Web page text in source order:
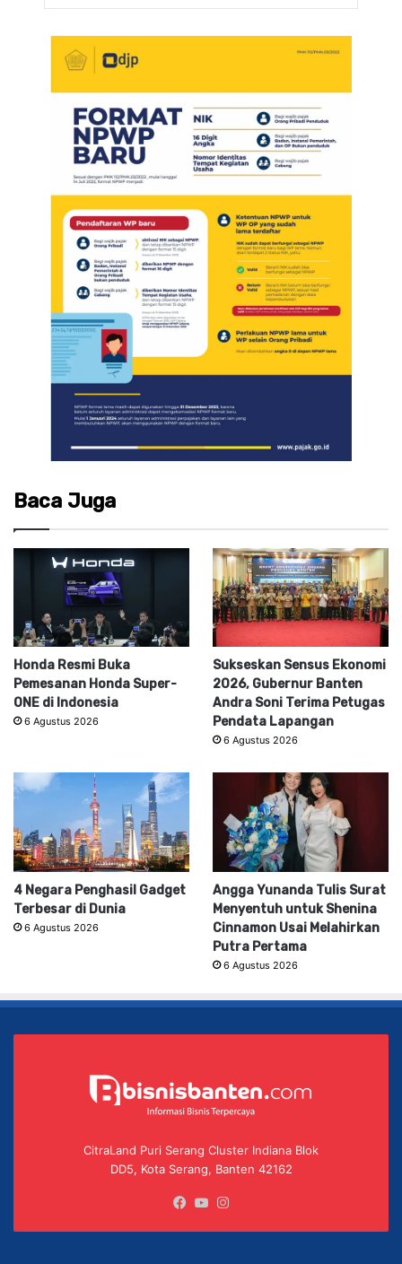
Baca Juga
Honda Resmi Buka
Pemesanan Honda Super-
ONE di Indonesia
6 Agustus 2026
Sukseskan Sensus Ekonomi
2026, Gubernur Banten
Andra Soni Terima Petugas
Pendata Lapangan
6 Agustus 2026
4 Negara Penghasil Gadget
Terbesar di Dunia
6 Agustus 2026
Angga Yunanda Tulis Surat
Menyentuh untuk Shenina
Cinnamon Usai Melahirkan
Putra Pertama
6 Agustus 2026
CitraLand Puri Serang Cluster Indiana Blok
DD5, Kota Serang, Banten 42162
Facebook
YouTube